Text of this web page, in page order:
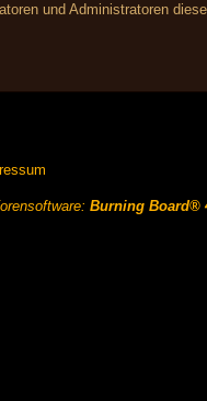
und Administratoren
Burning Board®